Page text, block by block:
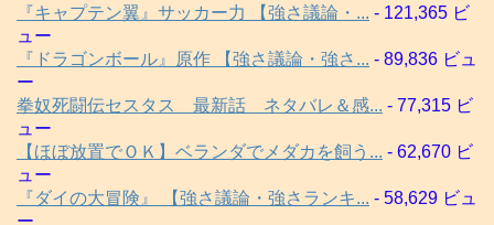
『キャプテン翼』サッカー力 【強さ議論・... - 121,365 ビ
ュー
『ドラゴンボール』原作 【強さ議論・強さ... - 89,836 ビュ
ー
拳奴死闘伝セスタス 最新話 ネタバレ＆感... - 77,315 ビ
ュー
【ほぼ放置でＯＫ】ベランダでメダカを飼う... - 62,670 ビ
ュー
『ダイの大冒険』 【強さ議論・強さランキ... - 58,629 ビュ
ー